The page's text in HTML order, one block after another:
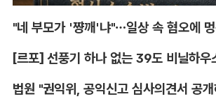
"네 부모가 '쨩깨'냐"…일상 속 혐오에
법원 "권익위, 공익신고 심사의견서 공